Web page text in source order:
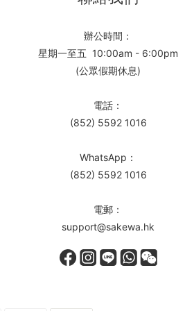
辦公時間：
星期一至五 10:00am - 6:00pm
(公眾假期休息)
電話：
(852) 5592 1016
WhatsApp：
(852) 5592 1016
電郵：
support@sakewa.hk